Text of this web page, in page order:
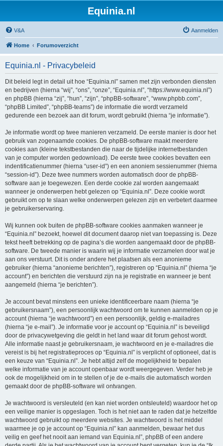
Equinia.nl
V&A Aanmelden
Home Forumoverzicht
Equinia.nl - Privacybeleid
Dit beleid legt in detail uit hoe “Equinia.nl” samen met zijn verbonden diensten
en bedrijven (hierna “wij”, “ons”, “onze”, “Equinia.nl”, “https://www.equinia.nl”)
en phpBB (hierna “zij”, “hun”, “zijn”, “phpBB-software”, “www.phpbb.com”,
“phpBB Limited”, “phpBB-teams”) de informatie die wordt verzameld
gedurende een bezoek aan dit forum, wordt gebruikt (hierna “je informatie”).
Je informatie wordt op twee manieren verzameld. De eerste manier is door het
gebruik van zogenaamde cookies. De phpBB-software maakt meerdere
cookies aan (kleine tekstbestanden die naar de tijdelijke internetbestanden
van je computer worden gedownload). De eerste twee cookies bevatten een
indentificatienummer (hierna “user-id”) en een anoniem sessienummer (hierna
“session-id”). Deze twee nummers worden automatisch door de phpBB-
software aan je toegewezen. Een derde cookie zal worden aangemaakt
wanneer je onderwerpen hebt gelezen op “Equinia.nl”. Deze cookie wordt
gebruikt om op te slaan welke onderwerpen gelezen zijn en verbetert daarmee
je gebruikerservaring.
Wij kunnen ook buiten de phpBB-software cookies aanmaken wanneer je
“Equinia.nl” bezoekt, hoewel dit document daarop niet van toepassing is. Deze
tekst heeft betrekking op de pagina’s die worden aangemaakt door de phpBB-
software. De tweede manier is waarin wij je informatie verzamelen door wat je
aan ons verstuurt. Dit is onder andere het plaatsen als een anonieme
gebruiker (hierna “anonieme berichten”), registreren op “Equinia.nl” (hierna “je
account”) en berichten die verstuurd zijn na je registratie en wanneer je bent
aangemeld (hierna “je berichten”).
Je account bevat minstens een unieke identificeerbare naam (hierna “je
gebruikersnaam”), een persoonlijk wachtwoord om te kunnen aanmelden op je
account (hierna “je wachtwoord”) en een persoonlijk, geldig e-mailadres
(hierna “je e-mail”). Je informatie voor je account op “Equinia.nl” is beveiligd
door de privacywetgeving die geldt in het land waar dit forum gehost wordt.
Alle informatie naast je gebruikersnaam, je wachtwoord en je e-mailadres die
vereist is bij het registratieproces op “Equinia.nl” is verplicht of optioneel, dat is
een keuze van “Equinia.nl”. Je hebt altijd zelf de mogelijkheid te bepalen
welke informatie van je account openbaar wordt weergegeven. Verder heb je
ook de mogelijkheid om in te stellen of je de e-mails die automatisch worden
gemaakt door de phpBB-software wil ontvangen.
Je wachtwoord is versleuteld (en kan niet worden ontsleuteld) waardoor het op
een veilige manier is opgeslagen. Toch is het niet aan te raden dat je hetzelfde
wachtwoord gebruikt op meerdere websites. Je wachtwoord is het middel
waarmee je op je account op “Equinia.nl” kan aanmelden, bewaar het dus
veilig en geef het nooit aan iemand van Equinia.nl”, phpBB of een andere